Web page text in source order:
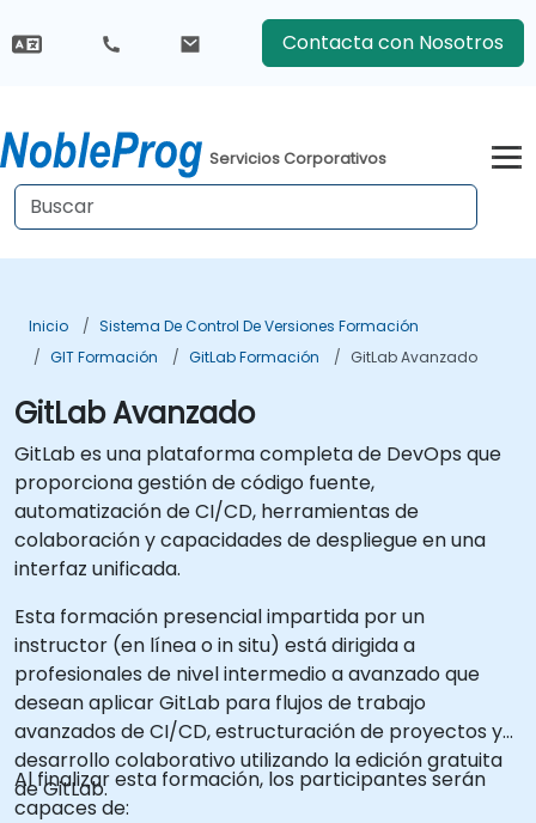
Contacta con Nosotros
Servicios Corporativos
Inicio
Sistema De Control De Versiones Formación
GIT Formación
GitLab Formación GitLab Avanzado
GitLab Avanzado
GitLab es una plataforma completa de DevOps que
proporciona gestión de código fuente,
automatización de CI/CD, herramientas de
colaboración y capacidades de despliegue en una
interfaz unificada.
Esta formación presencial impartida por un
instructor (en línea o in situ) está dirigida a
profesionales de nivel intermedio a avanzado que
desean aplicar GitLab para flujos de trabajo
avanzados de CI/CD, estructuración de proyectos y
desarrollo colaborativo utilizando la edición gratuita
de GitLab.
Al finalizar esta formación, los participantes serán
capaces de: